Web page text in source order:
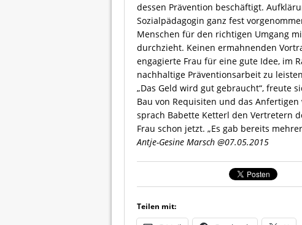
dessen Prävention beschäftigt.
Sozialpädagogin ganz fest
Menschen für den richtigen Umgang
durchzieht. Keinen ermahnenden
engagierte Frau für eine gute Idee, im
nachhaltige Präventionsarbeit zu
„Das Geld wird gut gebraucht“, freute
Bau von Requisiten und das
sprach Babette Ketterl den Vertretern
Frau schon jetzt. „Es gab bereits
Antje-Gesine Marsch @07.05.2015
Teilen mit: